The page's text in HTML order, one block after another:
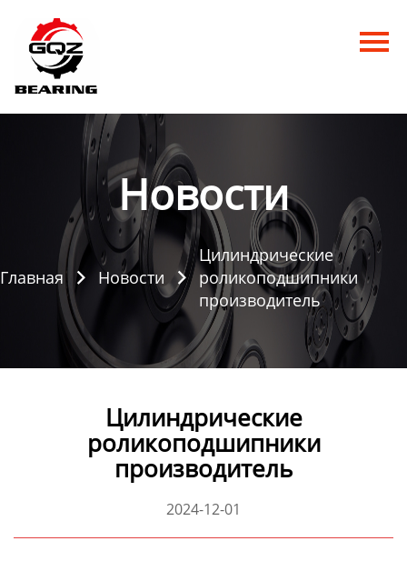
Главная
Продукция
Новости
Контакты Новости
Главная  Новости 
Цилиндрические
роликоподшипники
производитель
Цилиндрические
роликоподшипники
производитель
2024-12-01